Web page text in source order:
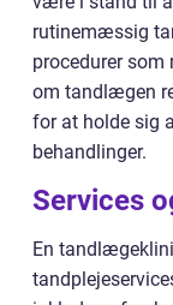
rutinemæssig
procedurer
om tandlægen
for at holde sig
behandlinger.
Services
En